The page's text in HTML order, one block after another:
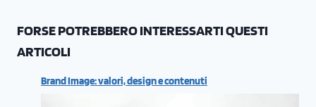
FORSE POTREBBERO INTERESSARTI QUESTI
ARTICOLI
Brand Image: valori, design e contenuti